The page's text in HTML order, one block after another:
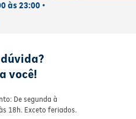
às 23:00 •
você!
De segunda à
18h. Exceto feriados.